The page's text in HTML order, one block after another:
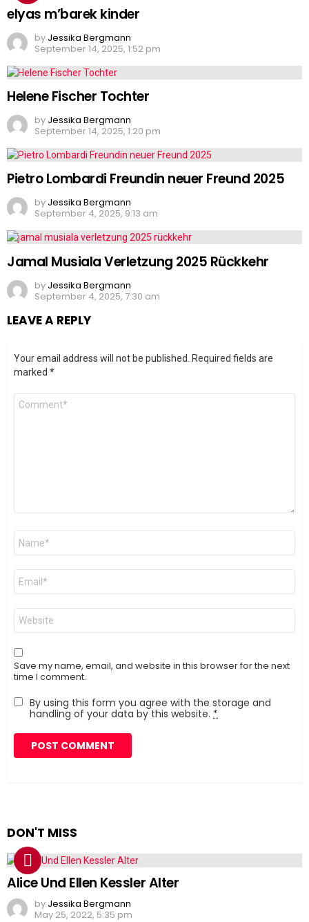
elyas m’barek kinder
by Jessika Bergmann
September 14, 2025, 1:52 pm
Helene Fischer Tochter
by Jessika Bergmann
September 14, 2025, 1:20 pm
Pietro Lombardi Freundin neuer Freund 2025
by Jessika Bergmann
September 4, 2025, 9:13 am
Jamal Musiala Verletzung 2025 Rückkehr
by Jessika Bergmann
September 4, 2025, 7:30 am
LEAVE A REPLY
Your email address will not be published.
Required fields are
marked *
Comment
Name
Email
Website
Save my name, email, and website in this browser for the next
time I comment.
By using this form you agree with the storage and
handling of your data by this website. *
DON'T MISS
Alice Und Ellen Kessler Alter
by Jessika Bergmann
May 25, 2022, 5:35 pm